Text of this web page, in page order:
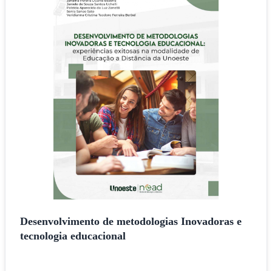
Desenvolvimento de metodologias Inovadoras e
tecnologia educacional